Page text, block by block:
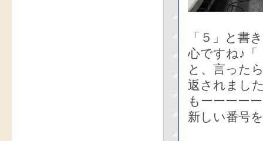
「５」と書
心ですね♪「
と、言った
返されまし
もーーーー
新しい番号